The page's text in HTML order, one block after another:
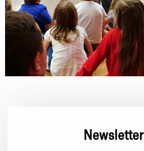
Newsletter